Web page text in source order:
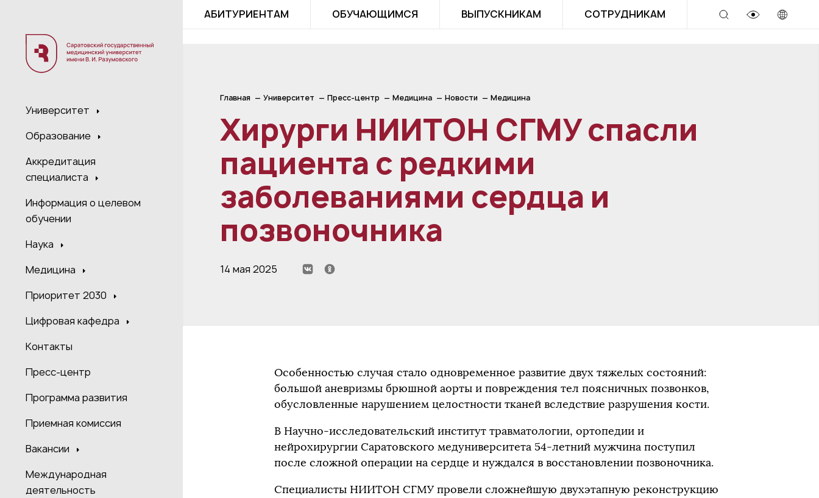
Университет
Образование
Аккредитация
специалиста
Информация о целевом
обучении
Наука
Медицина
Приоритет 2030
Цифровая кафедра
Контакты
Пресс-центр
Программа развития
Приемная комиссия
Вакансии
Международная
деятельность
АБИТУРИЕНТАМ ОБУЧАЮЩИМСЯ ВЫПУСКНИКАМ СОТРУДНИКАМ
Главная Университет Пресс-центр Медицина Новости Медицина
Хирурги НИИТОН СГМУ спасли
пациента с редкими
заболеваниями сердца и
позвоночника
14 мая 2025
Особенностью случая стало одновременное развитие двух тяжелых состояний:
большой аневризмы брюшной аорты и повреждения тел поясничных позвонков,
обусловленные нарушением целостности тканей вследствие разрушения кости.
В Научно-исследовательский институт травматологии, ортопедии и
нейрохирургии Саратовского медуниверситета 54-летний мужчина поступил
после сложной операции на сердце и нуждался в восстановлении позвоночника.
Специалисты НИИТОН СГМУ провели сложнейшую двухэтапную реконструкцию